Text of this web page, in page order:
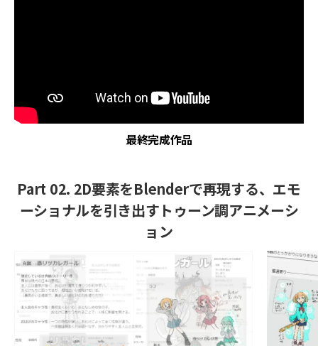
最終完成作品
Part 02. 2D要素をBlenderで再現する、エモ
ーショナルを引き出すトゥーン調アニメーシ
ョン